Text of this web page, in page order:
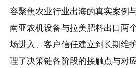
容聚焦农业行业出海的真实案例
南亚农机设备与拉美肥料出口两
场进入、客户信任建立到长期维
理了决策链各阶段的接触点与对